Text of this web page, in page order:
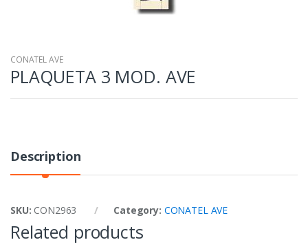
CONATEL AVE
PLAQUETA 3 MOD. AVE
Description
SKU: CON2963 Category: CONATEL AVE
Related products